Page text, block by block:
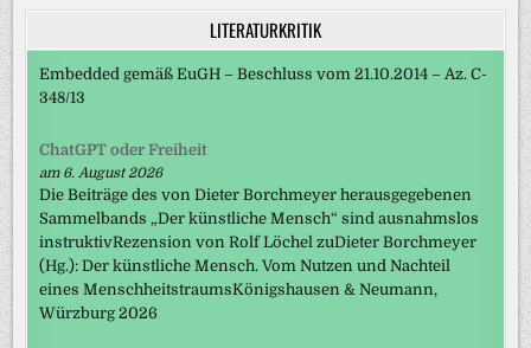
LITERATURKRITIK
Embedded gemäß EuGH – Beschluss vom 21.10.2014 – Az. C-
348/13
ChatGPT oder Freiheit
am 6. August 2026
Die Beiträge des von Dieter Borchmeyer herausgegebenen
Sammelbands „Der künstliche Mensch“ sind ausnahmslos
instruktivRezension von Rolf Löchel zuDieter Borchmeyer
(Hg.): Der künstliche Mensch. Vom Nutzen und Nachteil
eines MenschheitstraumsKönigshausen & Neumann,
Würzburg 2026